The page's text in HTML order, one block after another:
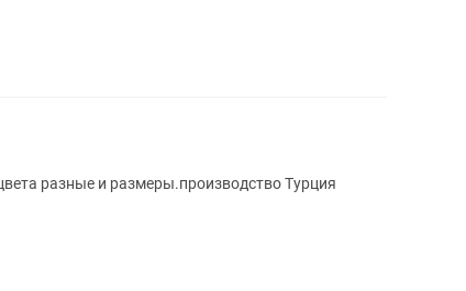
разные и размеры.производство Турция